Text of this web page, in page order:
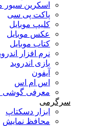
اسکرین سیور
پاکت پی سی
کلیپ موبایل
عکس موبایل
کتاب موبایل
نرم افزار
بازی اندروید
آیفون
اس ام اس
معرفی گوشی
سرگرمی
ابزار دسکتاپ
محافظ نمایش